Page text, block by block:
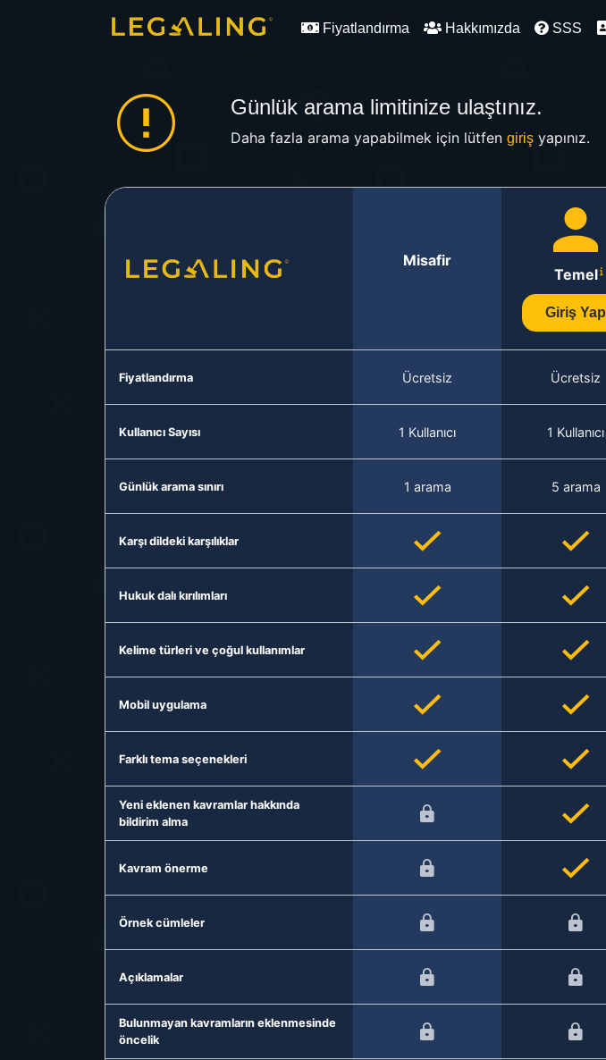
Fiyatlandırma Hakkımızda SSS
Günlük arama limitinize ulaştınız.
Daha fazla arama yapabilmek için lütfen girişyapınız.
Misafir
Temel
Giriş Yap
Fiyatlandırma Ücretsiz Ücretsiz
Kullanıcı Sayısı 1 Kullanıcı 1 Kullanıcı
Günlük arama sınırı 1 arama 5 arama
Karşı dildeki karşılıklar
Hukuk dalı kırılımları
Kelime türleri ve çoğul kullanımlar
Mobil uygulama
Farklı tema seçenekleri
Yeni eklenen kavramlar hakkında
bildirim alma
Kavram önerme
Örnek cümleler
Açıklamalar
Bulunmayan kavramların eklenmesinde
öncelik